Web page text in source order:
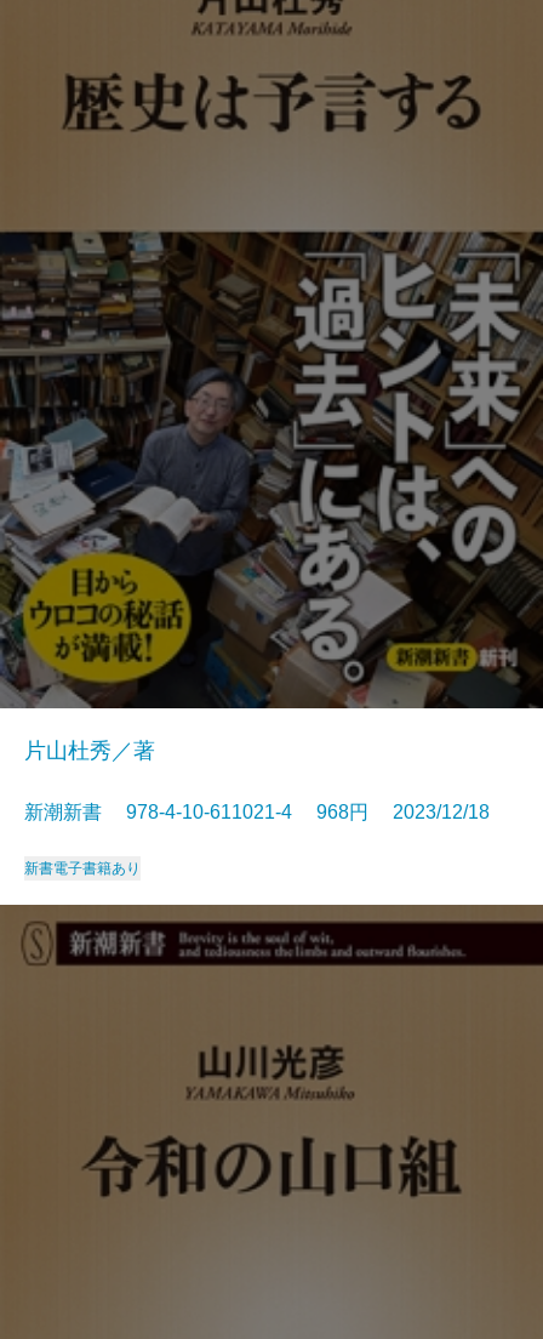
片山杜秀／著
新潮新書 978-4-10-611021-4 968円 2023/12/18
新書電子書籍あり